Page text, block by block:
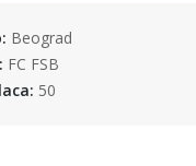
Beograd
FC FSB
50